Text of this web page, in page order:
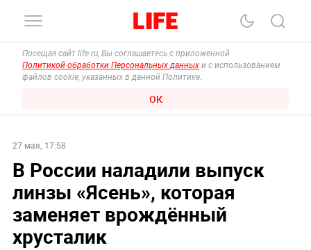
Посещая сайт life.ru, Вы соглашаетесь с приложенной
Политикой обработки Персональных данных и с использованием
файлов cookie, указанных в данной Политике.
ОК
27 мая, 17:58
В России наладили выпуск
линзы «Ясень», которая
заменяет врождённый
хрусталик